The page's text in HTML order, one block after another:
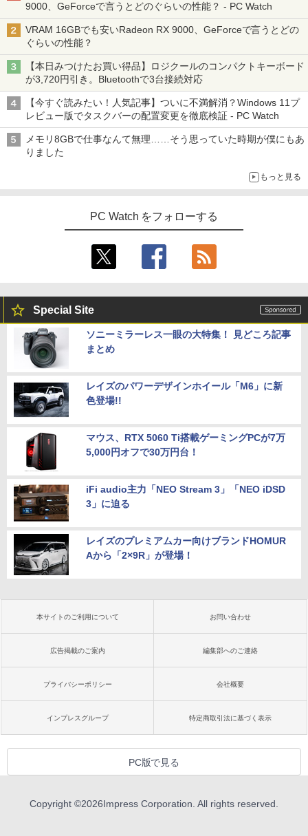
9000、GeForceで言うとどのぐらいの性能？ - PC Watch
VRAM 16GBでも安いRadeon RX 9000、GeForceで言うとどの
ぐらいの性能？
【本日みつけたお買い得品】ロジクールのコンパクトキーボード
が3,720円引き。Bluetoothで3台接続対応
【今すぐ読みたい！人気記事】ついに不満解消？Windows 11プ
レビュー版でタスクバーの配置変更を徹底検証 - PC Watch
メモリ8GBで仕事なんて無理……そう思っていた時期が僕にもあ
りました
もっと見る
PC Watch をフォローする
Special Site
ソニーミラーレス一眼の大特集！ 見どころ記事
まとめ
レイズのパワーデザインホイール「M6」に新
色登場!!
マウス、RTX 5060 Ti搭載ゲーミングPCが7万
5,000円オフで30万円台！
iFi audio主力「NEO Stream 3」「NEO iDSD
3」に迫る
レイズのプレミアムカー向けブランドHOMUR
Aから「2×9R」が登場！
本サイトのご利用について お問い合わせ
広告掲載のご案内 編集部へのご連絡
プライバシーポリシー 会社概要
インプレスグループ 特定商取引法に基づく表示
PC版で見る
Copyright ©2026Impress Corporation. All rights reserved.